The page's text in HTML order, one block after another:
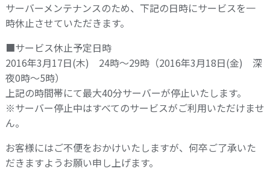
サーバーメンテナンスのため、下記の日時にサービスを一
時休止させていただきます。
■サービス休止予定日時
2016年3月17日(木) 24時～29時（2016年3月18日(金) 深
夜0時～5時）
上記の時間帯にて最大40分サーバーが停止いたします。
※サーバー停止中はすべてのサービスがご利用いただけませ
ん。
お客様にはご不便をおかけいたしますが、何卒ご了承いた
だきますようお願い申し上げます。